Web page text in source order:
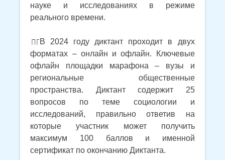
науке и исследованиях в режиме
реального времени.
В 2024 году диктант проходит в двух
форматах – онлайн и офлайн. Ключевые
офлайн площадки марафона – вузы и
региональные общественные
пространства. Диктант содержит 25
вопросов по теме социологии и
исследований, правильно ответив на
которые участник может получить
максимум 100 баллов и именной
сертификат по окончанию Диктанта.